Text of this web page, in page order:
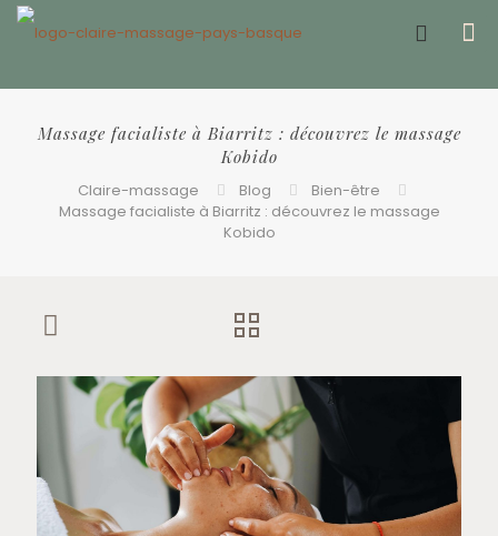
Massage facialiste à Biarritz : découvrez le massage
Kobido
Claire-massage Blog
Bien-être
Massage facialiste à Biarritz : découvrez le massage
Kobido
Offrir un bon cadeau ❤️